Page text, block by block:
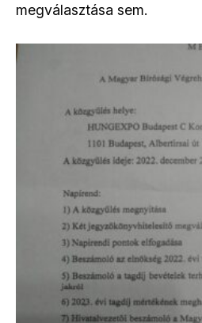
megválasztása sem.